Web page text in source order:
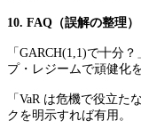
10. FAQ（誤解の整理）
「GARCH(1,1)で十分
プ・レジームで頑健化を
「VaR は危機で役立
クを明示すれば有用。